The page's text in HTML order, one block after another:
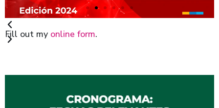
Fill out my online form.